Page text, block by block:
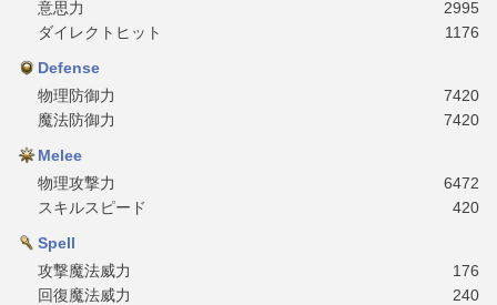
意思力
2995
ダイレクトヒット
1176
Defense
物理防御力
7420
魔法防御力
7420
Melee
物理攻撃力
6472
スキルスピード
420
Spell
攻撃魔法威力
176
回復魔法威力
240